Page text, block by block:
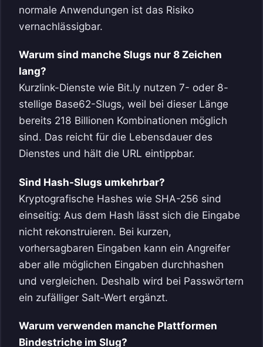
normale Anwendungen ist das Risiko
vernachlässigbar.
Warum sind manche Slugs nur 8 Zeichen
lang?
Kurzlink-Dienste wie Bit.ly nutzen 7- oder 8-
stellige Base62-Slugs, weil bei dieser Länge
bereits 218 Billionen Kombinationen möglich
sind. Das reicht für die Lebensdauer des
Dienstes und hält die URL eintippbar.
Sind Hash-Slugs umkehrbar?
Kryptografische Hashes wie SHA-256 sind
einseitig: Aus dem Hash lässt sich die Eingabe
nicht rekonstruieren. Bei kurzen,
vorhersagbaren Eingaben kann ein Angreifer
aber alle möglichen Eingaben durchhashen
und vergleichen. Deshalb wird bei Passwörtern
ein zufälliger Salt-Wert ergänzt.
Warum verwenden manche Plattformen
Bindestriche im Slug?